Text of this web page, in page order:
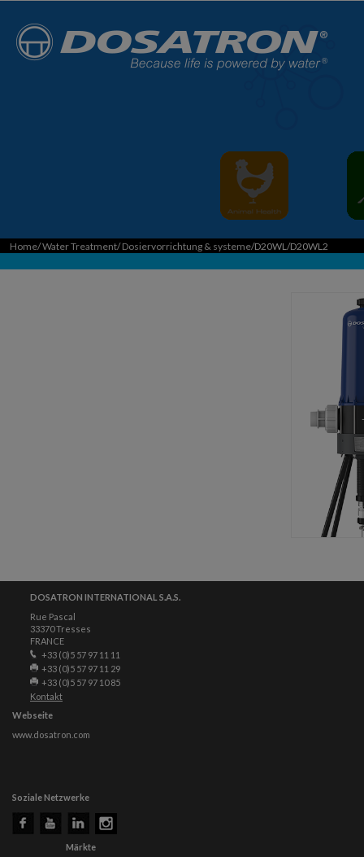
Home/Water Treatment/Dosiervorrichtung & systeme/D20WL/D20WL2
DOSATRON INTERNATIONAL S.A.S.
Rue Pascal
33370 Tresses
FRANCE
+33 (0)5 57 97 11 11
+33 (0)5 57 97 11 29
+33 (0)5 57 97 10 85
Kontakt
Webseite
www.dosatron.com
Soziale Netzwerke
Märkte